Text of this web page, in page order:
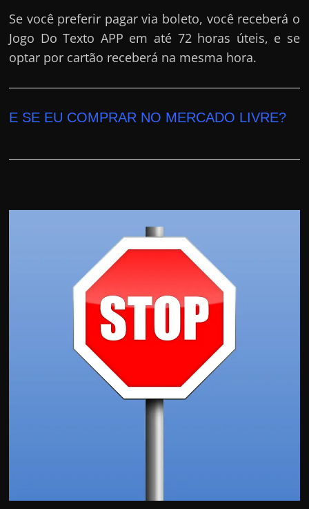
Se você preferir pagar via boleto, você receberá o
Jogo Do Texto APP em até 72 horas úteis, e se
optar por cartão receberá na mesma hora.
E SE EU COMPRAR NO MERCADO LIVRE?